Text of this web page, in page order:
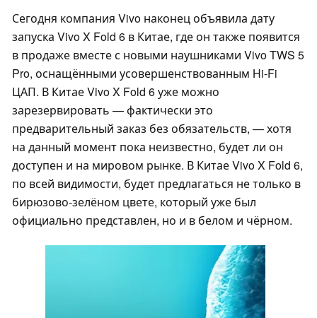
Сегодня компания Vivo наконец объявила дату
запуска Vivo X Fold 6 в Китае, где он также появится
в продаже вместе с новыми наушниками Vivo TWS 5
Pro, оснащёнными усовершенствованным Hi-Fi
ЦАП. В Китае Vivo X Fold 6 уже можно
зарезервировать — фактически это
предварительный заказ без обязательств, — хотя
на данный момент пока неизвестно, будет ли он
доступен и на мировом рынке. В Китае Vivo X Fold 6,
по всей видимости, будет предлагаться не только в
бирюзово-зелёном цвете, который уже был
официально представлен, но и в белом и чёрном.